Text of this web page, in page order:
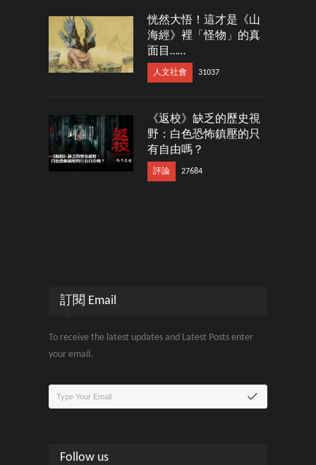
恍然大悟！這才是《山
海經》裡「怪物」的真
面目……
人文社會 31037
《返校》缺乏的歷史視
野：白色恐怖鎮壓的只
有自由嗎？
評論 27684
訂閱 Email
To receive the latest updates and Latest Posts enter
your email.
Follow us